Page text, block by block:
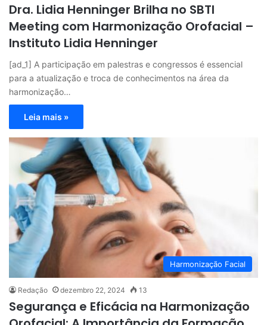
Dra. Lidia Henninger Brilha no SBTI
Meeting com Harmonização Orofacial –
Instituto Lidia Henninger
[ad_1] A participação em palestras e congressos é essencial
para a atualização e troca de conhecimentos na área da
harmonização…
Leia mais »
Harmonização Facial
Redação dezembro 22, 2024 13
Segurança e Eficácia na Harmonização